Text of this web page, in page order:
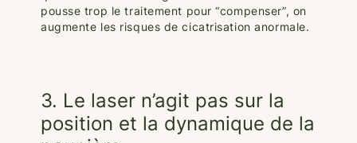
pousse trop le traitement pour “compenser”, on
augmente les risques de cicatrisation anormale.
3. Le laser n’agit pas sur la
position et la dynamique de la